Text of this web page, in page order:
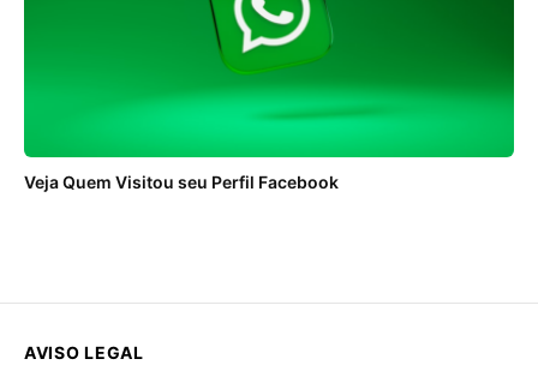
Veja Quem Visitou seu Perfil Facebook
AVISO LEGAL